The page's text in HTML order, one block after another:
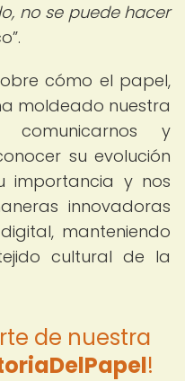
no se puede hacer
.
cómo el papel,
moldeado nuestra
y
su evolución
importancia y nos
innovadoras
manteniendo
cultural de la
de nuestra
!